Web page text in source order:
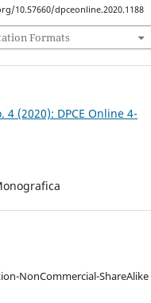
10.57660/dpceonline.2020.1188
Formats
4 (2020): DPCE Online 4-
NonCommercial-ShareAlike